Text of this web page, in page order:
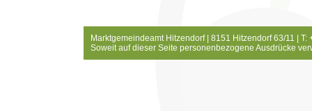
Marktgemeindeamt Hitzendorf | 8151 Hitzendorf 63/11 |
Soweit auf dieser Seite personenbezogene Ausdrücke